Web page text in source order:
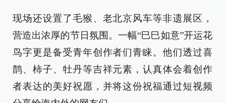
现场还设置了毛猴、老北京风车等非遗展区，
营造出浓厚的节日氛围。一幅“巳巳如意”开运花
鸟字更是备受青年创作者们青睐。他们透过喜
鹊、柿子、牡丹等吉祥元素，认真体会着创作
者表达的美好祝愿，并将这份祝福通过短视频